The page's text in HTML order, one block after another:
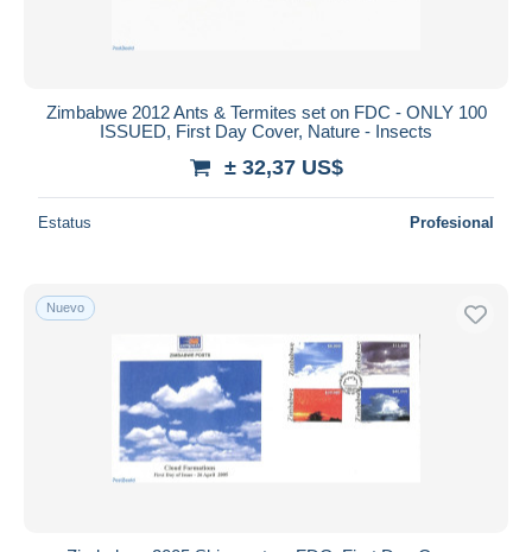
Mastercard
iDeal
Maestro
Residencia del vendedor
Aplicar
Zimbabwe 2012 Ants & Termites set on FDC - ONLY 100
ISSUED, First Day Cover, Nature - Insects
± 32,37 US$
Estatus Profesional
Nuevo